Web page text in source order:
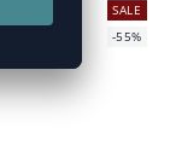
SALE
-55%